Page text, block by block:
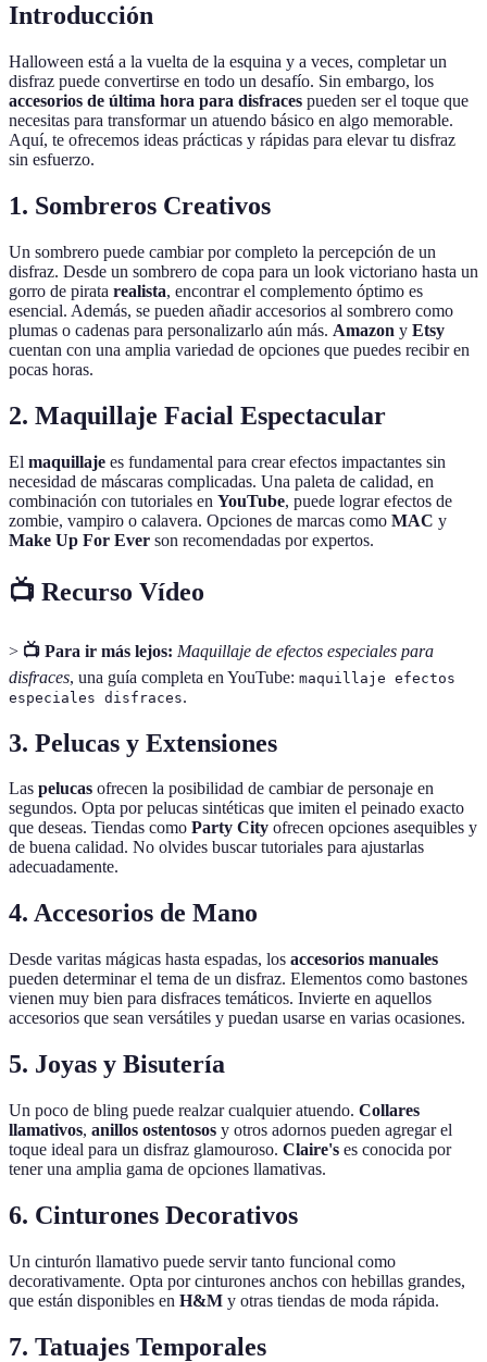
Introducción
Halloween está a la vuelta de la esquina y a veces, completar un
disfraz puede convertirse en todo un desafío. Sin embargo, los
accesorios de última hora para disfraces pueden ser el toque que
necesitas para transformar un atuendo básico en algo memorable.
Aquí, te ofrecemos ideas prácticas y rápidas para elevar tu disfraz
sin esfuerzo.
1. Sombreros Creativos
Un sombrero puede cambiar por completo la percepción de un
disfraz. Desde un sombrero de copa para un look victoriano hasta un
gorro de pirata realista, encontrar el complemento óptimo es
esencial. Además, se pueden añadir accesorios al sombrero como
plumas o cadenas para personalizarlo aún más. Amazon y Etsy
cuentan con una amplia variedad de opciones que puedes recibir en
pocas horas.
2. Maquillaje Facial Espectacular
El maquillaje es fundamental para crear efectos impactantes sin
necesidad de máscaras complicadas. Una paleta de calidad, en
combinación con tutoriales en YouTube, puede lograr efectos de
zombie, vampiro o calavera. Opciones de marcas como MAC y
Make Up For Ever son recomendadas por expertos.
📺 Recurso Vídeo
> 📺 Para ir más lejos: Maquillaje de efectos especiales para
disfraces, una guía completa en YouTube: maquillaje efectos
especiales disfraces.
3. Pelucas y Extensiones
Las pelucas ofrecen la posibilidad de cambiar de personaje en
segundos. Opta por pelucas sintéticas que imiten el peinado exacto
que deseas. Tiendas como Party City ofrecen opciones asequibles y
de buena calidad. No olvides buscar tutoriales para ajustarlas
adecuadamente.
4. Accesorios de Mano
Desde varitas mágicas hasta espadas, los accesorios manuales
pueden determinar el tema de un disfraz. Elementos como bastones
vienen muy bien para disfraces temáticos. Invierte en aquellos
accesorios que sean versátiles y puedan usarse en varias ocasiones.
5. Joyas y Bisutería
Un poco de bling puede realzar cualquier atuendo. Collares
llamativos, anillos ostentosos y otros adornos pueden agregar el
toque ideal para un disfraz glamouroso. Claire's es conocida por
tener una amplia gama de opciones llamativas.
6. Cinturones Decorativos
Un cinturón llamativo puede servir tanto funcional como
decorativamente. Opta por cinturones anchos con hebillas grandes,
que están disponibles en H&M y otras tiendas de moda rápida.
7. Tatuajes Temporales